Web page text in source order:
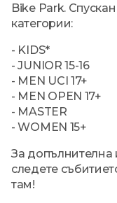
Bike Park.
категории:
- KIDS*
- JUNIOR 15-16
- MEN UCI 17+
- MEN OPEN 17+
- MASTER
- WOMEN 15+
За допълнителна
следете
там!